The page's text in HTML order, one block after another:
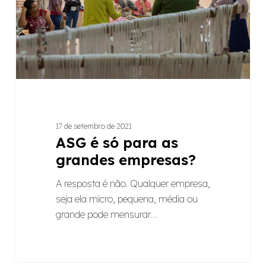
empresas?
17 de setembro de 2021
ASG é só para as
grandes empresas?
A resposta é não. Qualquer empresa,
seja ela micro, pequena, média ou
grande pode mensurar…